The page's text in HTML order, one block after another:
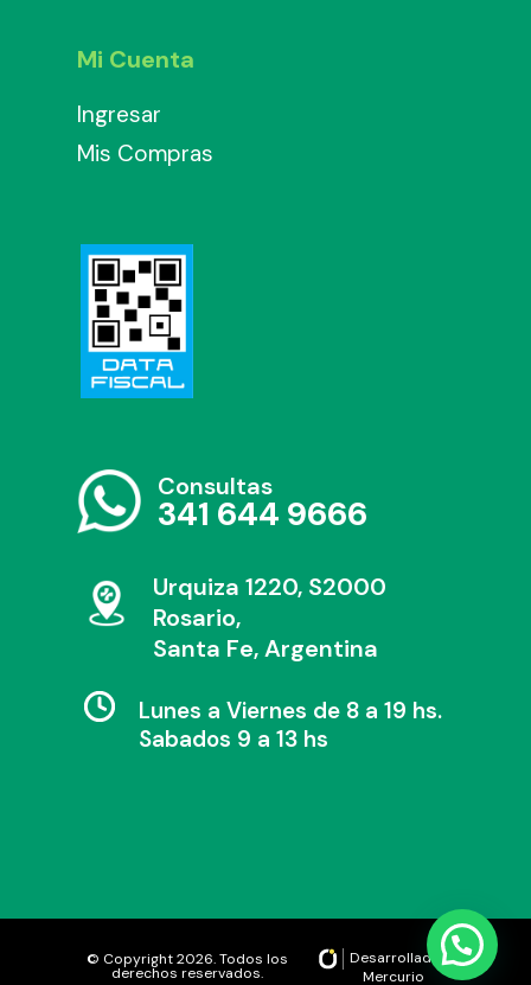
Mi Cuenta
Ingresar
Mis Compras
Consultas
341 644 9666
Urquiza 1220, S2000
Rosario,
Santa Fe, Argentina
Lunes a Viernes de 8 a 19 hs.
Sabados 9 a 13 hs
© Copyright 2026. Todos los
derechos reservados.
Desarrollado por
Mercurio